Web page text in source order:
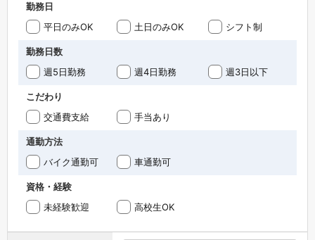
勤務日
平日のみOK
土日のみOK シフト制
勤務日数
週5日勤務
週4日勤務 週3日以下
こだわり
交通費支給
手当あり
通勤方法
バイク通勤可
車通勤可
資格・経験
未経験歓迎
高校生OK